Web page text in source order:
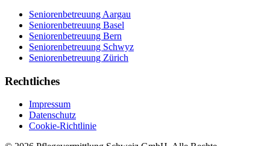
Seniorenbetreuung Aargau
Seniorenbetreuung Basel
Seniorenbetreuung Bern
Seniorenbetreuung Schwyz
Seniorenbetreuung Zürich
Rechtliches
Impressum
Datenschutz
Cookie-Richtlinie